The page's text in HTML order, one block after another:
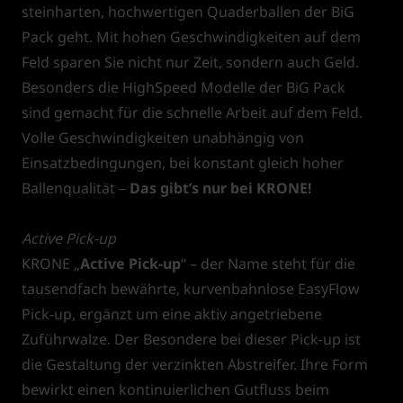
steinharten, hochwertigen Quaderballen der BiG
Pack geht. Mit hohen Geschwindigkeiten auf dem
Feld sparen Sie nicht nur Zeit, sondern auch Geld.
Besonders die HighSpeed Modelle der BiG Pack
sind gemacht für die schnelle Arbeit auf dem Feld.
Volle Geschwindigkeiten unabhängig von
Einsatzbedingungen, bei konstant gleich hoher
Ballenqualität – Das gibt’s nur bei KRONE!
Active Pick-up
KRONE „Active Pick-up“ – der Name steht für die
tausendfach bewährte, kurvenbahnlose EasyFlow
Pick-up, ergänzt um eine aktiv angetriebene
Zuführwalze. Der Besondere bei dieser Pick-up ist
die Gestaltung der verzinkten Abstreifer. Ihre Form
bewirkt einen kontinuierlichen Gutfluss beim